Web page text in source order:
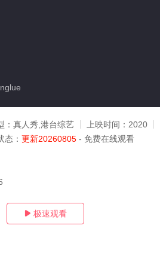
： 真人秀,港台综艺 上映时间： 2020
态： 更新20260805 - 免费在线观看
 极速观看